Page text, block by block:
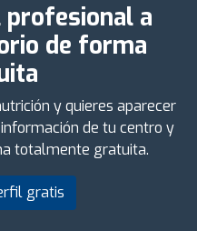
a
de forma
y quieres aparecer
de tu centro y
totalmente gratuita.
gratis